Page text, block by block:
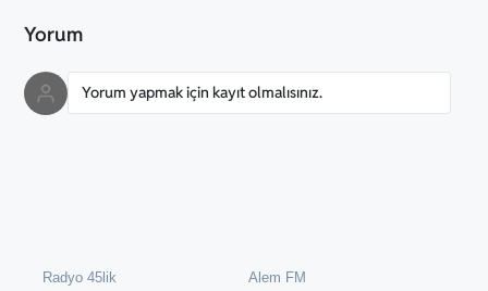
Yorum
Yorum yapmak için kayıt olmalısınız.
Radyo 45lik
Alem FM